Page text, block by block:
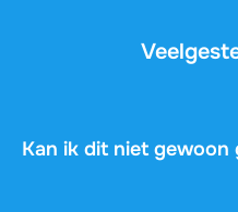
Kan ik dit niet gewoon